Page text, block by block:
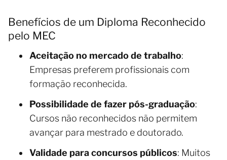
Benefícios de um Diploma Reconhecido
pelo MEC
Aceitação no mercado de trabalho:
Empresas preferem profissionais com
formação reconhecida.
Possibilidade de fazer pós-graduação:
Cursos não reconhecidos não permitem
avançar para mestrado e doutorado.
Validade para concursos públicos: Muitos